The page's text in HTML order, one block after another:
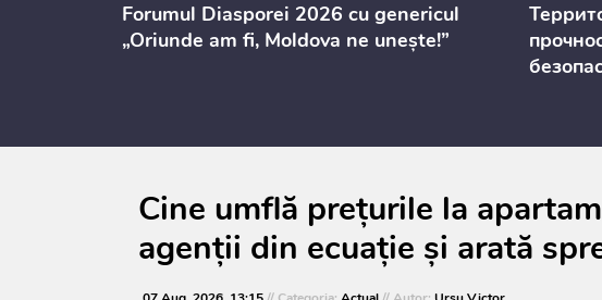
Forumul Diasporei 2026 cu genericul
„Oriunde am fi, Moldova ne unește!”
Cine umflă prețurile la
agenții din ecuație și arată